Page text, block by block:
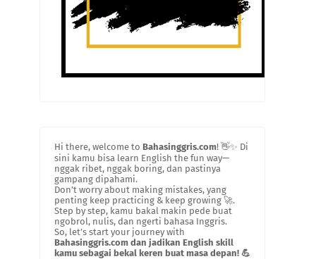
Hi there, welcome to Bahasinggris.com! 👋✨ Di
sini kamu bisa learn English the fun way—
nggak ribet, nggak boring, dan pastinya
gampang dipahami.
Don’t worry about making mistakes, yang
penting keep practicing & keep growing 🚀.
Step by step, kamu bakal makin pede buat
ngobrol, nulis, dan ngerti bahasa Inggris.
So, let’s start your journey with
Bahasinggris.com dan jadikan English skill
kamu sebagai bekal keren buat masa depan! 💪